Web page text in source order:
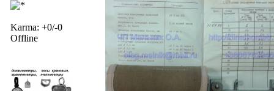
Karma: +0/-0
Offline